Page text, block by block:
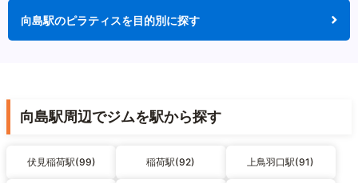
向島駅のピラティスを目的別に探す
向島駅周辺でジムを駅から探す
伏見稲荷駅(99) 稲荷駅(92) 上鳥羽口駅(91)